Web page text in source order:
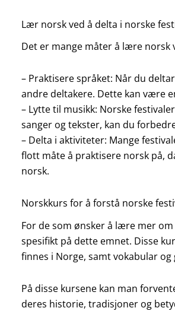
Lær norsk ved å delta i norske
Det er mange måter å lære norsk
– Praktisere språket: Når du
andre deltakere. Dette kan være
– Lytte til musikk: Norske
sanger og tekster, kan du
– Delta i aktiviteter: Mange
flott måte å praktisere norsk på,
norsk.
Norskkurs for å forstå norske
For de som ønsker å lære mer
spesifikt på dette emnet. Disse
finnes i Norge, samt vokabular
På disse kursene kan man
deres historie, tradisjoner og